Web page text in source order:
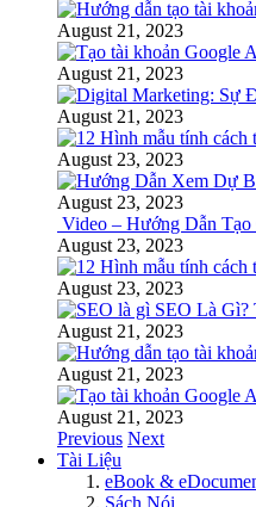
August 21, 2023
August 21, 2023
August 21, 2023
August 23, 2023
August 23, 2023
Video – Hướng Dẫn
August 23, 2023
August 23, 2023
SEO Là Gì?
August 21, 2023
August 21, 2023
August 21, 2023
Previous Next
Tài Liệu
eBook &
Sách Nói